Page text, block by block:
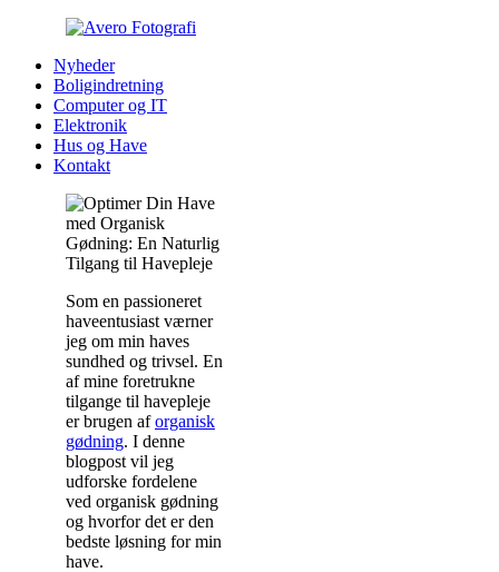
Nyheder
Boligindretning
Computer og IT
Elektronik
Hus og Have
Kontakt
Som en passioneret
haveentusiast værner
jeg om min haves
sundhed og trivsel. En
af mine foretrukne
tilgange til havepleje
er brugen aforganisk
gødning. I denne
blogpost vil jeg
udforske fordelene
ved organisk gødning
og hvorfor det er den
bedste løsning for min
have.